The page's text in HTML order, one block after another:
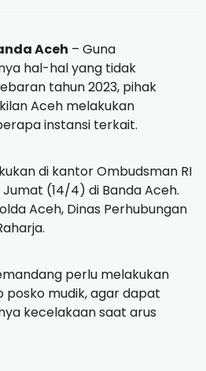
Aceh – Guna
hal-hal yang tidak
tahun 2023, pihak
Aceh melakukan
instansi terkait.
di kantor Ombudsman RI
(14/4) di Banda Aceh.
Aceh, Dinas Perhubungan
perlu melakukan
mudik, agar dapat
kecelakaan saat arus